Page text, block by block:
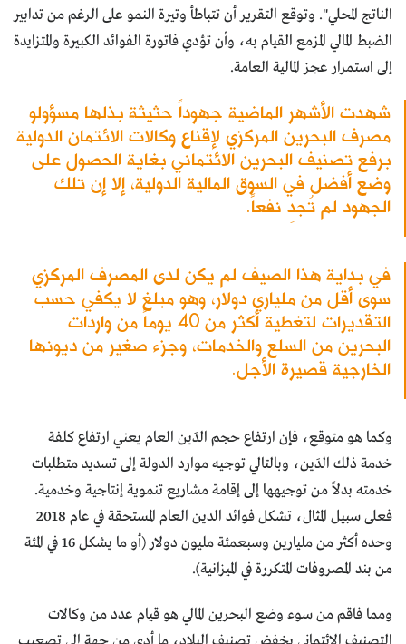
الناتج المحلي". وتوقع التقرير أن تتباطأ وتيرة النمو على الرغم من تدابير
الضبط المالي المزمع القيام به، وأن تؤدي فاتورة الفوائد الكبيرة والمتزايدة
إلى استمرار عجز المالية العامة.
شهدت الأشهر الماضية جهوداً حثيثة بذلها مسؤولو
مصرف البحرين المركزي لإقناع وكالات الائتمان الدولية
برفع تصنيف البحرين الائتماني بغاية الحصول على
وضع أفضل في السوق المالية الدولية، إلا إن تلك
الجهود لم تُجدِ نفعاً.
في بداية هذا الصيف لم يكن لدى المصرف المركزي
سوى أقل من ملياري دولار، وهو مبلغ لا يكفي حسب
التقديرات لتغطية أكثر من 40 يوماً من واردات
البحرين من السلع والخدمات، وجزء صغير من ديونها
الخارجية قصيرة الأجل.
وكما هو متوقع، فإن ارتفاع حجم الدَين العام يعني ارتفاع كلفة
خدمة ذلك الدَين، وبالتالي توجيه موارد الدولة إلى تسديد متطلبات
خدمته بدلاً من توجيهها إلى إقامة مشاريع تنموية إنتاجية وخدمية.
فعلى سبيل المثال، تشكل فوائد الدين العام المستحقة في عام 2018
وحده أكثر من مليارين وسبعمئة مليون دولار (أو ما يشكل 16 في المئة
من بند المصروفات المتكررة في الميزانية).
ومما فاقم من سوء وضع البحرين المالي هو قيام عدد من وكالات